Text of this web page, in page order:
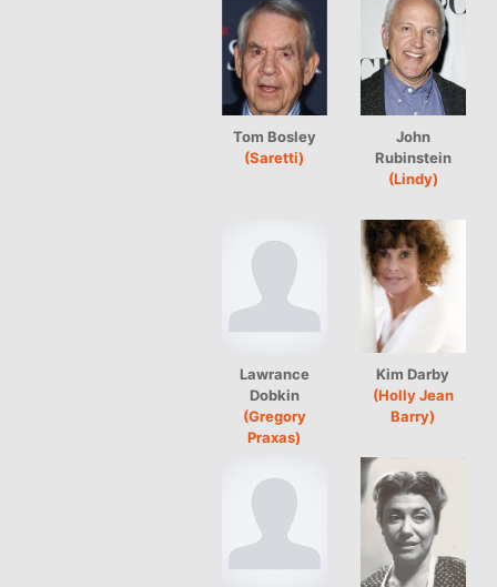
Tom Bosley
(Saretti)
John
Rubinstein
(Lindy)
Lawrance
Dobkin
(Gregory
Praxas)
Kim Darby
(Holly Jean
Barry)